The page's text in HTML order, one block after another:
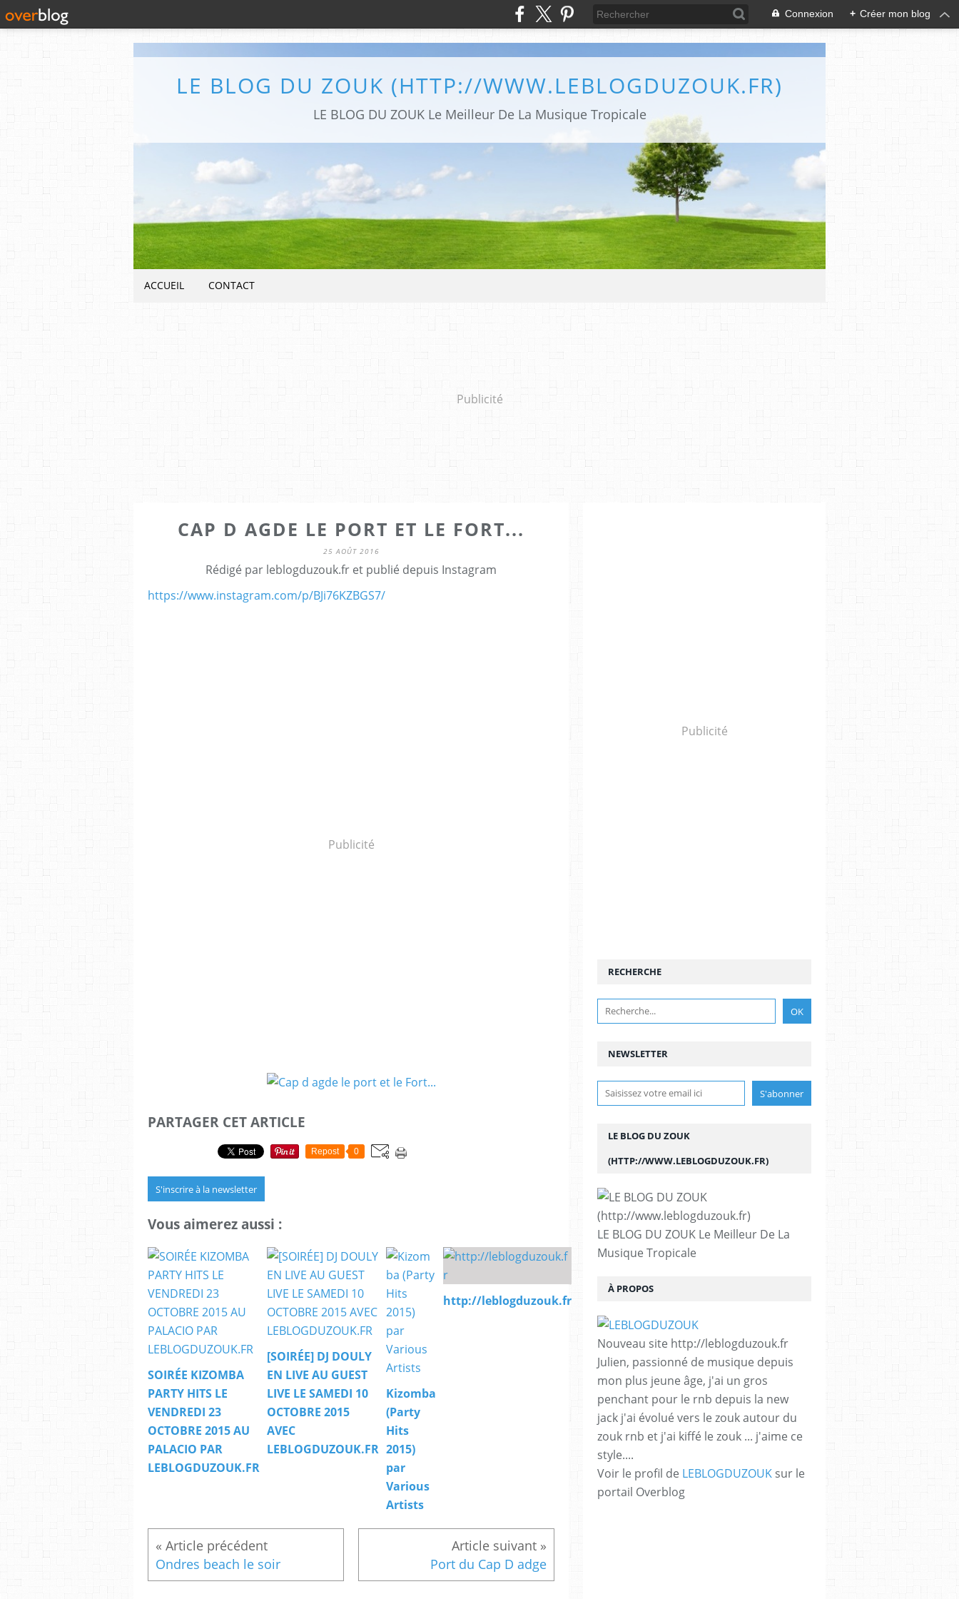
Connexion + Créer mon blog
LE BLOG DU ZOUK (HTTP://WWW.LEBLOGDUZOUK.FR)
LE BLOG DU ZOUK Le Meilleur De La Musique Tropicale
ACCUEIL CONTACT
Publicité
CAP D AGDE LE PORT ET LE FORT...
25 AOÛT 2016
Rédigé par leblogduzouk.fr et publié depuis Instagram
https://www.instagram.com/p/BJi76KZBGS7/
Publicité
PARTAGER CET ARTICLE
Repost 0
S'inscrire à la newsletter
Vous aimerez aussi :
SOIRÉE KIZOMBA
PARTY HITS LE
VENDREDI 23
OCTOBRE 2015 AU
PALACIO PAR
LEBLOGDUZOUK.FR
[SOIRÉE] DJ DOULY
EN LIVE AU GUEST
LIVE LE SAMEDI 10
OCTOBRE 2015
AVEC
LEBLOGDUZOUK.FR
Kizomba
(Party
Hits
2015)
par
Various
Artists
http://leblogduzouk.fr
Ondres beach le soir Port du Cap D adge
Publicité
NEWSLETTER
RECHERCHE
LE BLOG DU ZOUK
(HTTP://WWW.LEBLOGDUZOUK.FR)
LE BLOG DU ZOUK Le Meilleur De La
Musique Tropicale
À PROPOS
Nouveau site http://leblogduzouk.fr
Julien, passionné de musique depuis
mon plus jeune âge, j'ai un gros
penchant pour le rnb depuis la new
jack j'ai évolué vers le zouk autour du
zouk rnb et j'ai kiffé le zouk ... j'aime ce
style....
Voir le profil de LEBLOGDUZOUK sur le
portail Overblog